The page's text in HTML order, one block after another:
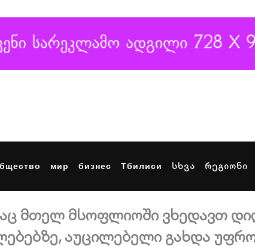
мир бизнес Тбилиси სხვა რეგიონი
მთელ მსოფლიოში ვხედავთ
აუცილებელი გახდა